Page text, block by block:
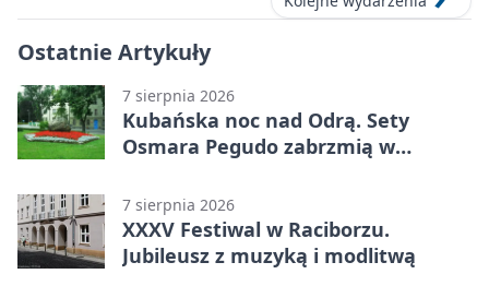
Ostatnie Artykuły
7 sierpnia 2026
Kubańska noc nad Odrą. Sety
Osmara Pegudo zabrzmią w
7 sierpnia 2026
XXXV Festiwal w Raciborzu.
Jubileusz z muzyką i modlitwą